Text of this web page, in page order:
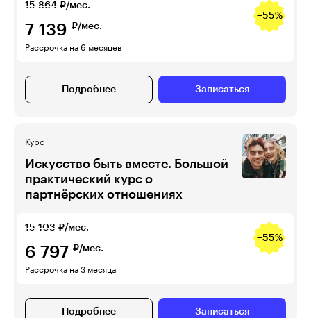
15 864 ₽/мес.
−55%
7 139 ₽/мес.
Рассрочка на 6 месяцев
Подробнее Записаться
Курс
Искусство быть вместе. Большой
практический курс о
партнёрских отношениях
15 103 ₽/мес.
−55%
6 797 ₽/мес.
Рассрочка на 3 месяца
Подробнее Записаться